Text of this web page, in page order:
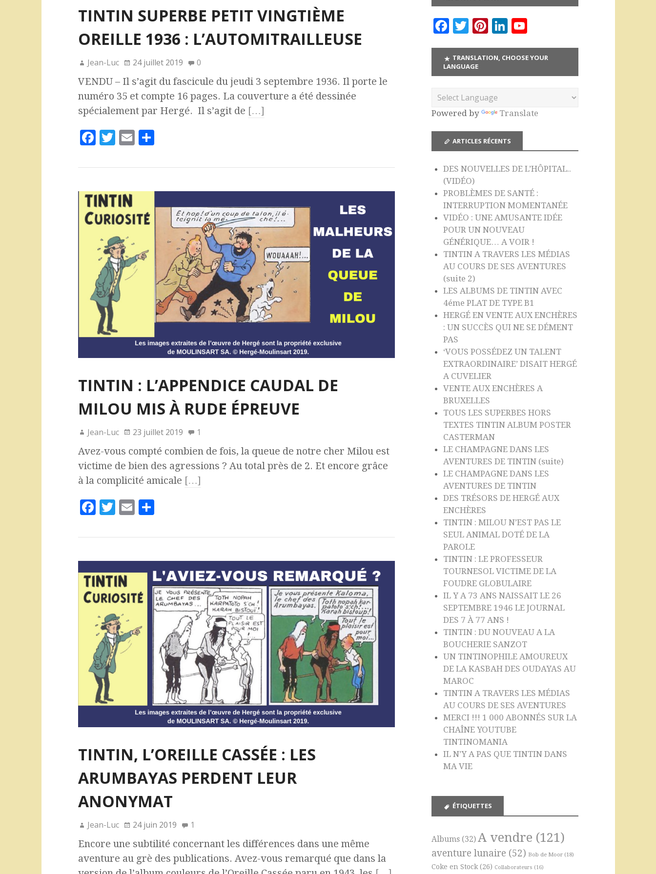
TINTIN SUPERBE PETIT VINGTIÈME
OREILLE 1936 : L’AUTOMITRAILLEUSE
Jean-Luc 24 juillet 2019 0
VENDU – Il s’agit du fascicule du jeudi 3 septembre 1936. Il porte le
numéro 35 et compte 16 pages. La couverture a été dessinée
spécialement par Hergé. Il s’agit de […]
F
c
b
o
o
k
T
it
r
E
ai
P
rt
e
TINTIN : L’APPENDICE CAUDAL DE
MILOU MIS À RUDE ÉPREUVE
Jean-Luc 23 juillet 2019 1
Avez-vous compté combien de fois, la queue de notre cher Milou est
victime de bien des agressions ? Au total près de 2. Et encore grâce
à la complicité amicale […]
F
c
b
o
o
k
T
it
r
E
ai
P
rt
g
e
r
TINTIN, L’OREILLE CASSÉE : LES
ARUMBAYAS PERDENT LEUR
ANONYMAT
Jean-Luc 24 juin 2019 1
Encore une subtilité concernant les différences dans une même
aventure au grè des publications. Avez-vous remarqué que dans la
F
c
e
o
o
k
T
it
te
Pi
te
r
t
Li
k
e
u
T
e
h
a
n
el
TRANSLATION, CHOOSE YOUR
LANGUAGE
Powered by Translate
ARTICLES RÉCENTS
DES NOUVELLES DE L’HÔPITAL..
(VIDÉO)
PROBLÈMES DE SANTÉ :
INTERRUPTION MOMENTANÉE
VIDÉO : UNE AMUSANTE IDÉE
POUR UN NOUVEAU
GÉNÉRIQUE… A VOIR !
TINTIN A TRAVERS LES MÉDIAS
AU COURS DE SES AVENTURES
(suite 2)
LES ALBUMS DE TINTIN AVEC
4éme PLAT DE TYPE B1
HERGÉ EN VENTE AUX ENCHÈRES
: UN SUCCÈS QUI NE SE DÉMENT
PAS
‘VOUS POSSÉDEZ UN TALENT
EXTRAORDINAIRE’ DISAIT HERGÉ
A CUVELIER
VENTE AUX ENCHÈRES A
BRUXELLES
TOUS LES SUPERBES HORS
TEXTES TINTIN ALBUM POSTER
CASTERMAN
LE CHAMPAGNE DANS LES
AVENTURES DE TINTIN (suite)
LE CHAMPAGNE DANS LES
AVENTURES DE TINTIN
DES TRÉSORS DE HERGÉ AUX
ENCHÈRES
TINTIN : MILOU N’EST PAS LE
SEUL ANIMAL DOTÉ DE LA
PAROLE
TINTIN : LE PROFESSEUR
TOURNESOL VICTIME DE LA
FOUDRE GLOBULAIRE
IL Y A 73 ANS NAISSAIT LE 26
SEPTEMBRE 1946 LE JOURNAL
DES 7 À 77 ANS !
TINTIN : DU NOUVEAU A LA
BOUCHERIE SANZOT
UN TINTINOPHILE AMOUREUX
DE LA KASBAH DES OUDAYAS AU
MAROC
TINTIN A TRAVERS LES MÉDIAS
AU COURS DE SES AVENTURES
MERCI !!! 1 000 ABONNÉS SUR LA
CHAÎNE YOUTUBE
TINTINOMANIA
IL N’Y A PAS QUE TINTIN DANS
MA VIE
ÉTIQUETTES
Albums (32) A vendre (121)
aventure lunaire (52) Bob de Moor (18)
Coke en Stock (26) Collaborateurs (16)